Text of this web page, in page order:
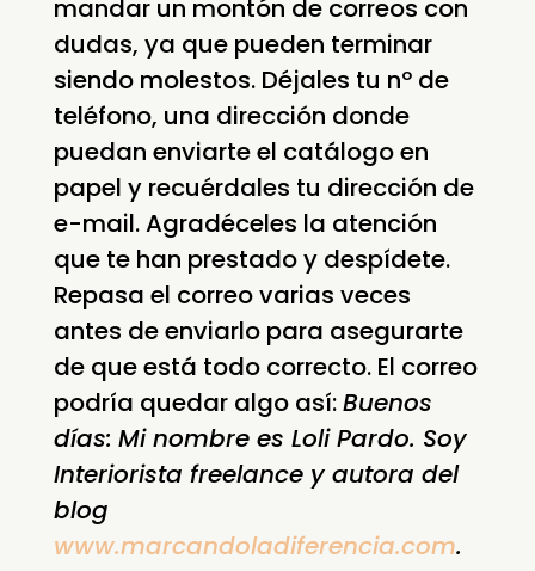
mandar un montón de correos con
dudas, ya que pueden terminar
siendo molestos. Déjales tu nº de
teléfono, una dirección donde
puedan enviarte el catálogo en
papel y recuérdales tu dirección de
e-mail. Agradéceles la atención
que te han prestado y despídete.
Repasa el correo varias veces
antes de enviarlo para asegurarte
de que está todo correcto. El correo
podría quedar algo así:Buenos
días: Mi nombre es Loli Pardo. Soy
Interiorista freelance y autora del
blog
www.marcandoladiferencia.com.